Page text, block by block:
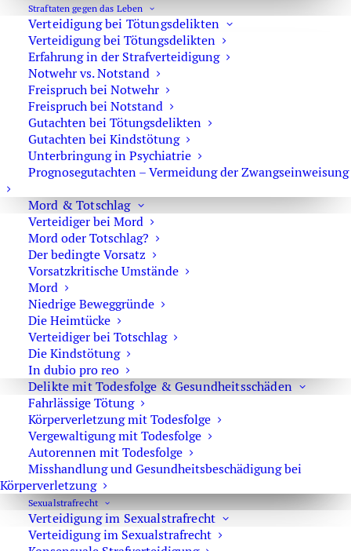
Straftaten gegen das Leben
Verteidigung bei Tötungsdelikten
Verteidigung bei Tötungsdelikten
Erfahrung in der Strafverteidigung
Notwehr vs. Notstand
Freispruch bei Notwehr
Freispruch bei Notstand
Gutachten bei Tötungsdelikten
Gutachten bei Kindstötung
Unterbringung in Psychiatrie
Prognosegutachten – Vermeidung der Zwangseinweisung
Mord & Totschlag
Verteidiger bei Mord
Mord oder Totschlag?
Der bedingte Vorsatz
Vorsatzkritische Umstände
Mord
Niedrige Beweggründe
Die Heimtücke
Verteidiger bei Totschlag
Die Kindstötung
In dubio pro reo
Delikte mit Todesfolge & Gesundheitsschäden
Fahrlässige Tötung
Körperverletzung mit Todesfolge
Vergewaltigung mit Todesfolge
Autorennen mit Todesfolge
Misshandlung und Gesundheitsbeschädigung bei
Körperverletzung
Sexual­strafrecht
Verteidigung im Sexualstrafrecht
Verteidigung im Sexualstrafrecht
Zunächst wird als Zielsetzung das
Machtstrebenbetont. Damit wird die Abgrenzung zum
Terrorismus deutlich.Terrorismusverfolgt politische
oder religiöse Ziele, während die Organisierte
Kriminalität darauf ausgerichtet ist, Profit zu machen und
Gewinne zu erzielen. Die Unterscheidung kann jedoch in
der Realität schwer fallen, da beide Gruppierungen sich
oft auch gegenseitiger Kriminalität bedienen. Gerade im
Bereich des illegalen Waffenhandels bedienen sich die
Dann wird der Punkt der Planmäßigkeit angesprochen.
Von Organisierter Kriminalität spricht man, wenn eine
kriminelle Organisation mit formeller Struktur vorliegt.
Diese Organisationen sind oft hierarchisch aufgebaut und
die Mitglieder haben einen ähnlichen ethnischen,
sprachlichen oder kulturellen Hintergrund. Das
kriminelle Vorgehen ist geplant und professionell. Durch
den Einsatz vonStrohmännern
Tiere“ meist unerkannt und die Organisation geschützt.
Die einzelnen Gruppenmitglieder erfahren dafür Schutz
und Hilfe durch die Organisation, wie Fluchthilfe oder die
Bezahlung von teuren Anwälten. Für Abweichler gibt es
Sanktionsmöglichkeiten. Interne
Konfliktlösungsmechanismen wieKorruptionund
Erpressungsorgen für Ordnung und Unabhängigkeit von
den staatlichen Kontrollorganen.